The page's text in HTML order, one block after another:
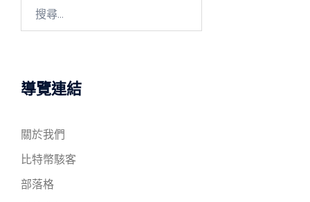
導覽連結
關於我們
比特幣駭客
部落格